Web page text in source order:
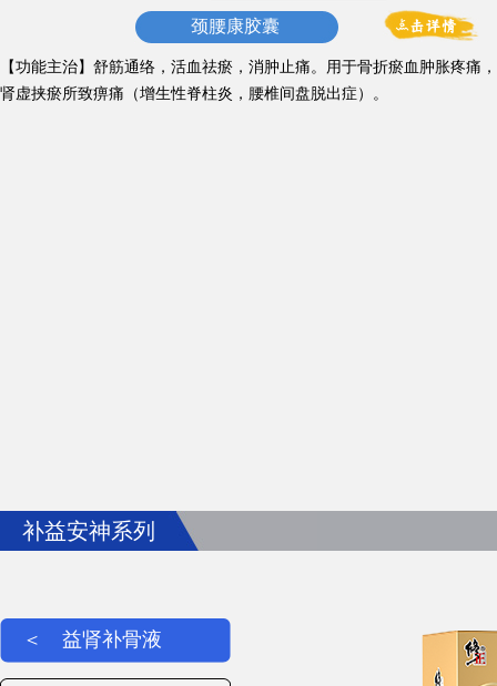
颈腰康胶囊
【功能主治】舒筋通络，活血祛瘀，消肿止痛。用于骨折瘀血肿胀疼痛
肾虚挟瘀所致痹痛（增生性脊柱炎，腰椎间盘脱出症）。
补益安神系列
＜ 益肾补骨液